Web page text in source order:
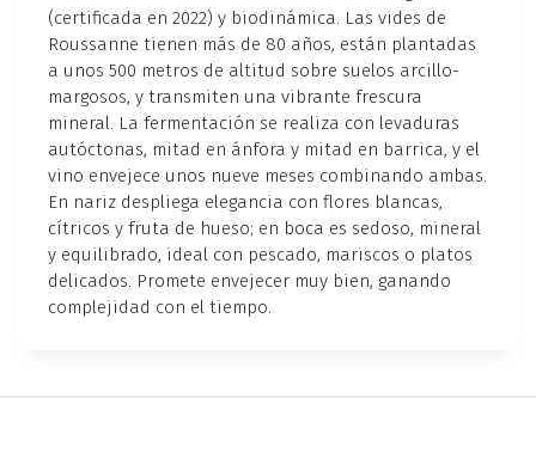
(certificada en 2022) y biodinámica. Las vides de
Roussanne tienen más de 80 años, están plantadas
a unos 500 metros de altitud sobre suelos arcillo-
margosos, y transmiten una vibrante frescura
mineral. La fermentación se realiza con levaduras
autóctonas, mitad en ánfora y mitad en barrica, y el
vino envejece unos nueve meses combinando ambas.
En nariz despliega elegancia con flores blancas,
cítricos y fruta de hueso; en boca es sedoso, mineral
y equilibrado, ideal con pescado, mariscos o platos
delicados. Promete envejecer muy bien, ganando
complejidad con el tiempo.